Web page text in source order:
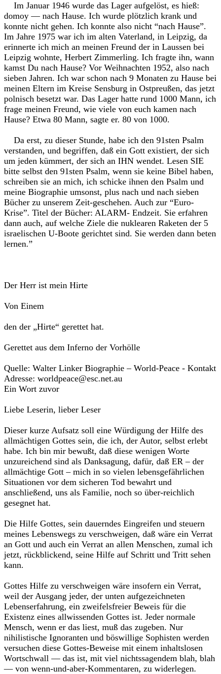
Im Januar 1946 wurde das Lager aufgelöst, es hieß:
domoy — nach Hause. Ich wurde plötzlich krank und
konnte nicht gehen. Ich konnte also nicht “nach Hause”.
Im Jahre 1975 war ich im alten Vaterland, in Leipzig, da
erinnerte ich mich an meinen Freund der in Laussen bei
Leipzig wohnte, Herbert Zimmerling. Ich fragte ihn, wann
kamst Du nach Hause? Vor Weihnachten 1952, also nach
sieben Jahren. Ich war schon nach 9 Monaten zu Hause bei
meinen Eltern im Kreise Sensburg in Ostpreußen, das jetzt
polnisch besetzt war. Das Lager hatte rund 1000 Mann, ich
frage meinen Freund, wie viele von euch kamen nach
Hause? Etwa 80 Mann, sagte er. 80 von 1000.
Da erst, zu dieser Stunde, habe ich den 91sten Psalm
verstanden, und begriffen, daß ein Gott existiert, der sich
um jeden kümmert, der sich an IHN wendet. Lesen SIE
bitte selbst den 91sten Psalm, wenn sie keine Bibel haben,
schreiben sie an mich, ich schicke ihnen den Psalm und
meine Biographie umsonst, plus nach und nach sieben
Bücher zu unserem Zeit-geschehen. Auch zur “Euro-
Krise”. Titel der Bücher: ALARM- Endzeit. Sie erfahren
dann auch, auf welche Ziele die nuklearen Raketen der 5
israelischen U-Boote gerichtet sind. Sie werden dann beten
lernen.”
Der Herr ist mein Hirte
Von Einem
den der „Hirte“ gerettet hat.
Gerettet aus dem Inferno der Vorhölle
Quelle: Walter Linker Biographie – World-Peace - Kontakt
Adresse: worldpeace@esc.net.au
Ein Wort zuvor
Liebe Leserin, lieber Leser
Dieser kurze Aufsatz soll eine Würdigung der Hilfe des
allmächtigen Gottes sein, die ich, der Autor, selbst erlebt
habe. Ich bin mir bewußt, daß diese wenigen Worte
unzureichend sind als Danksagung, dafür, daß ER – der
allmächtige Gott – mich in so vielen lebensgefährlichen
Situati­onen vor dem sicheren Tod bewahrt und
anschließend, uns als Familie, noch so über-reichlich
gesegnet hat.
Die Hilfe Gottes, sein dauerndes Eingreifen und steuern
meines Leb­enswegs zu verschweigen, daß wäre ein Verrat
an Gott und auch ein Verrat an allen Menschen, zumal ich
jetzt, rückblickend, seine Hilfe auf Schritt und Tritt sehen
kann.
Gottes Hilfe zu verschweigen wäre insofern ein Verrat,
weil der Aus­gang jeder, der unten aufgezeichneten
Lebenserfahrung, ein zweifelsfrei­er Beweis für die
Existenz eines allwissenden Gottes ist. Jeder normale
Mensch, wenn er das liest, muß das zugeben. Nur
nihilistische Ignoran­ten und böswillige Sophisten werden
versuchen diese Gottes-Beweise mit einem inhaltslosen
Wortschwall –– das ist, mit viel nichtssagendem blah, blah
–– von wenn-und-aber-Kommentaren, zu widerlegen.